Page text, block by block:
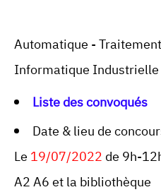
Automatique -
Informatique Industrielle
Liste des convoqués
Date & lieu de
Le 19/07/2022 de 9h-
A2 A6 et la bibliothèque